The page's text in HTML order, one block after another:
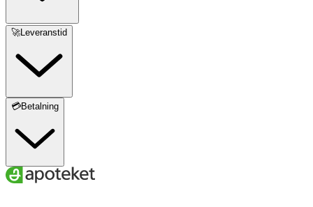
🚀Leveranstid
💳Betalning